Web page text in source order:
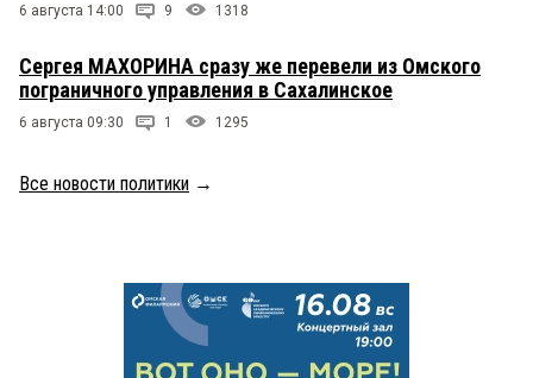
6 августа 14:00 9 1318
Сергея МАХОРИНА сразу же перевели из Омского
пограничного управления в Сахалинское
6 августа 09:30 1 1295
Все новости политики →